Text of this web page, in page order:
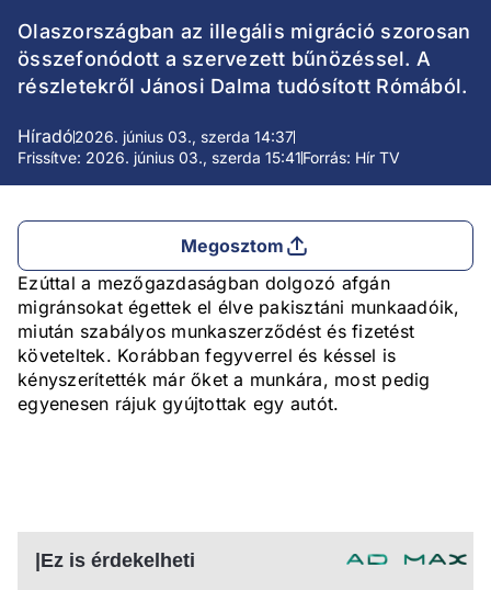
Olaszországban az illegális migráció szorosan
összefonódott a szervezett bűnözéssel. A
részletekről Jánosi Dalma tudósított Rómából.
Híradó2026. június 03., szerda 14:37
Frissítve: 2026. június 03., szerda 15:41Forrás: Hír TV
Megosztom
Ezúttal a mezőgazdaságban dolgozó afgán
migránsokat égettek el élve pakisztáni munkaadóik,
miután szabályos munkaszerződést és fizetést
követeltek. Korábban fegyverrel és késsel is
kényszerítették már őket a munkára, most pedig
egyenesen rájuk gyújtottak egy autót.